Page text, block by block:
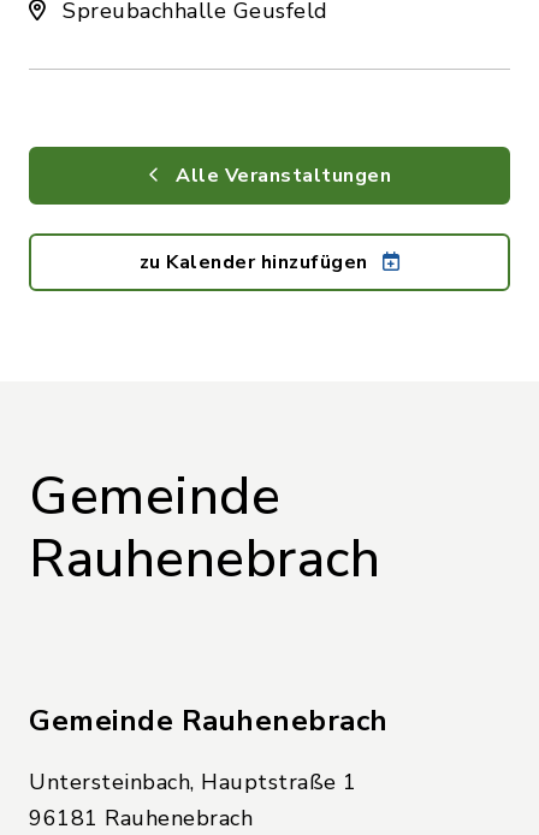
Spreubachhalle Geusfeld
Alle Veranstaltungen
zu Kalender hinzufügen
Gemeinde
Rauhenebrach
Gemeinde Rauhenebrach
Untersteinbach, Hauptstraße 1
96181 Rauhenebrach